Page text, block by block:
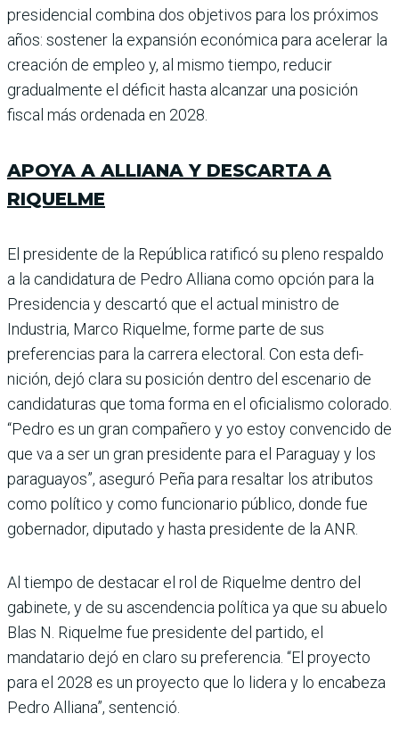
presidencial combina dos objetivos para los próximos
años: sostener la expansión económica para acelerar la
creación de empleo y, al mismo tiempo, reducir
gradualmente el déficit hasta alcanzar una posición
fiscal más ordenada en 2028.
APOYA A ALLIANA Y DESCARTA A
RIQUELME
El presidente de la República ratificó su pleno respaldo
a la can­didatura de Pedro Alliana como opción para la
Presidencia y des­cartó que el actual ministro de
Industria, Marco Riquelme, forme parte de sus
preferencias para la carrera electoral. Con esta defi­
nición, dejó clara su posición dentro del escenario de
candidatu­ras que toma forma en el oficialismo colorado.
“Pedro es un gran compañero y yo estoy convencido de
que va a ser un gran pre­sidente para el Paraguay y los
paraguayos”, aseguró Peña para resaltar los atributos
como político y como funcionario público, donde fue
gobernador, diputado y hasta presidente de la ANR.
Al tiempo de destacar el rol de Riquelme dentro del
gabinete, y de su ascendencia política ya que su abuelo
Blas N. Riquelme fue presidente del partido, el
mandatario dejó en claro su preferen­cia. “El proyecto
para el 2028 es un proyecto que lo lidera y lo encabeza
Pedro Alliana”, sentenció.